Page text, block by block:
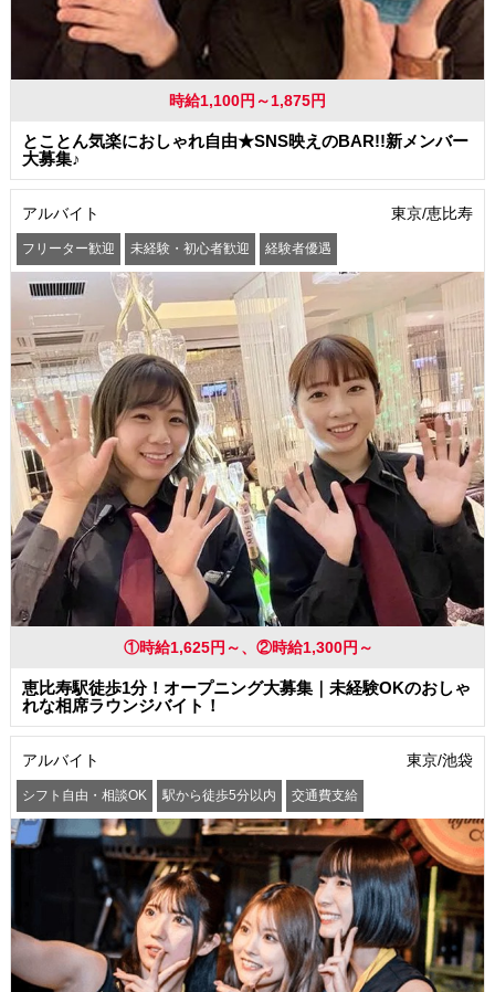
時給1,100円～1,875円
とことん気楽におしゃれ自由★SNS映えのBAR!!新メンバー
大募集♪
アルバイト 東京/恵比寿
フリーター歓迎 未経験・初心者歓迎 経験者優遇
学歴(中卒・高卒)不問 友達と一緒に応募OK 昇給あり 髪型・髪色自由
ピアスOK ネイルOK 駅から徒歩5分以内 オープニングスタッフ
①時給1,625円～、②時給1,300円～
恵比寿駅徒歩1分！オープニング大募集｜未経験OKのおしゃ
れな相席ラウンジバイト！
アルバイト 東京/池袋
シフト自由・相談OK 駅から徒歩5分以内 交通費支給